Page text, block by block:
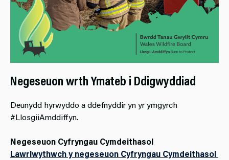
Negeseuon wrth Ymateb i Ddigwyddiad
Deunydd hyrwyddo a ddefnyddir yn yr ymgyrch
#LlosgiiAmddiffyn.
Negeseuon Cyfryngau Cymdeithasol
Lawrlwythwch y negeseuon Cyfryngau Cymdeithasol